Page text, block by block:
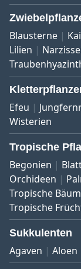
Blausterne
Lilien
Efeu
Wisterien
Tropische
Begonien
Orchideen
Tropische
Tropische
Sukkulenten
Agaven Aloen